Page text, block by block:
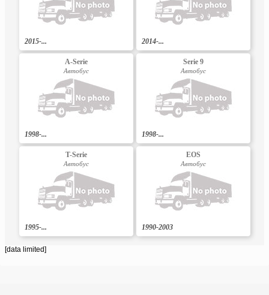
2015-... 2014-...
A-Serie
Автобус
1998-...
Serie 9
Автобус
1998-...
T-Serie
Автобус
1995-...
EOS
Автобус
1990-2003
[data limited]